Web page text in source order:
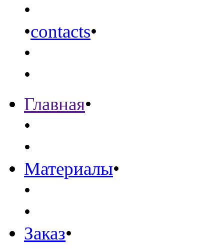
•
•contacts•
•
•
Главная•
•
•
Материалы•
•
•
Заказ•